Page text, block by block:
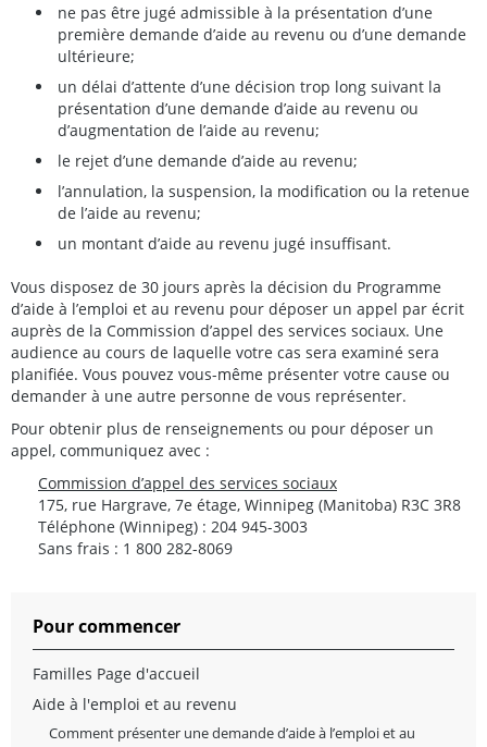
ne pas être jugé admissible à la présentation d’une
première demande d’aide au revenu ou d’une demande
ultérieure;
un délai d’attente d’une décision trop long suivant la
présentation d’une demande d’aide au revenu ou
d’augmentation de l’aide au revenu;
le rejet d’une demande d’aide au revenu;
l’annulation, la suspension, la modification ou la retenue
de l’aide au revenu;
un montant d’aide au revenu jugé insuffisant.
Vous disposez de 30 jours après la décision du Programme
d’aide à l’emploi et au revenu pour déposer un appel par écrit
auprès de la Commission d’appel des services sociaux. Une
audience au cours de laquelle votre cas sera examiné sera
planifiée. Vous pouvez vous-même présenter votre cause ou
demander à une autre personne de vous représenter.
Pour obtenir plus de renseignements ou pour déposer un
appel, communiquez avec :
Commission d’appel des services sociaux
175, rue Hargrave, 7e étage, Winnipeg (Manitoba) R3C 3R8
Téléphone (Winnipeg) : 204 945-3003
Sans frais : 1 800 282-8069
Pour commencer
Familles Page d'accueil
Aide à l'emploi et au revenu
Comment présenter une demande d’aide à l’emploi et au